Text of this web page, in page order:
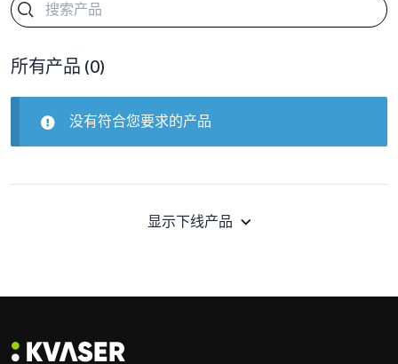
所有产品 (0)
没有符合您要求的产品
显示下线产品